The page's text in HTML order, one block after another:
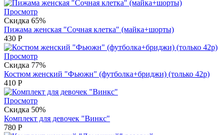
Просмотр
Скидка 65%
Пижама женская "Сочная клетка" (майка+шорты)
430 Р
Просмотр
Скидка 77%
Костюм женский "Фьюжн" (футболка+бриджи) (только 42р)
410 Р
Просмотр
Скидка 50%
Комплект для девочек "Винкс"
780 Р